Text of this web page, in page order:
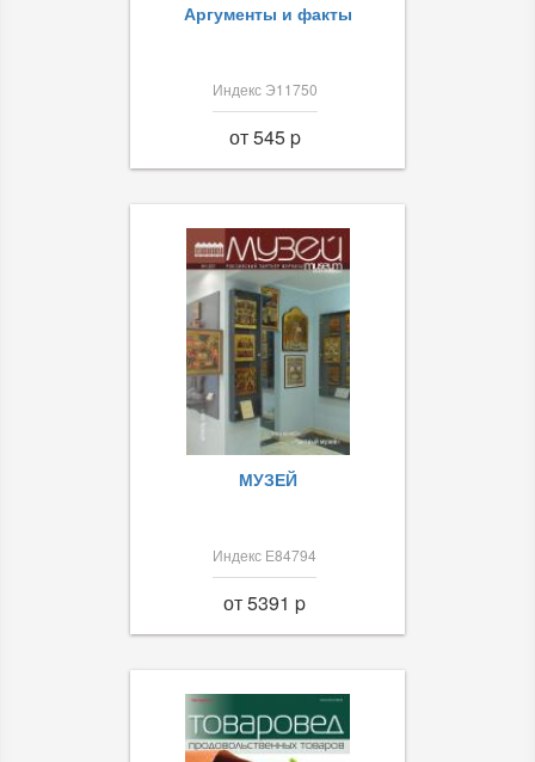
Аргументы и факты
Индекс Э11750
от 545 p
МУЗЕЙ
Индекс Е84794
от 5391 p